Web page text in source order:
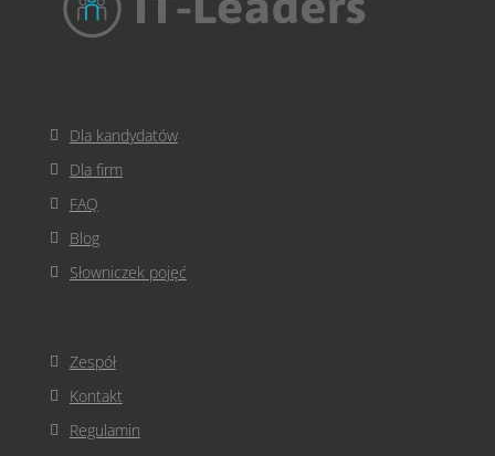
Dla kandydatów
Dla firm
FAQ
Blog
Słowniczek pojęć
Zespół
Kontakt
Regulamin